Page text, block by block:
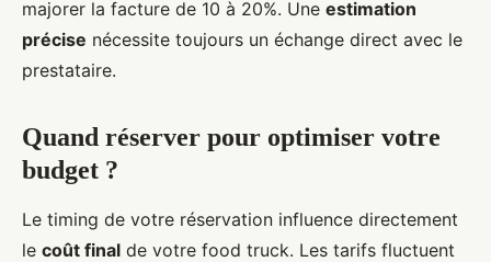
majorer la facture de 10 à 20%. Une estimation
précise nécessite toujours un échange direct avec le
prestataire.
Quand réserver pour optimiser votre
budget ?
Le timing de votre réservation influence directement
le coût final de votre food truck. Les tarifs fluctuent